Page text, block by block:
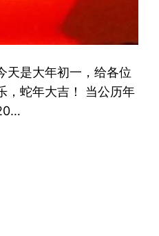
天是大年初一，给各位
，蛇年大吉！ 当公历年